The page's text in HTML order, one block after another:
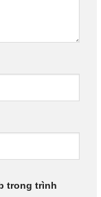
trong trình